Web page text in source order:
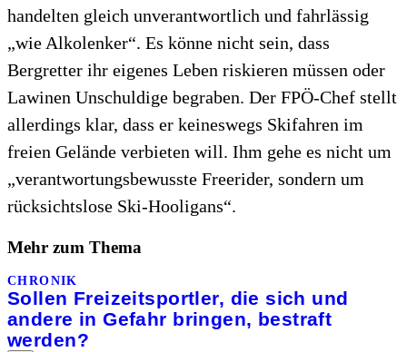
handelten gleich unverantwortlich und fahrlässig
„wie Alkolenker“. Es könne nicht sein, dass
Bergretter ihr eigenes Leben riskieren müssen oder
Lawinen Unschuldige begraben. Der FPÖ-Chef stellt
allerdings klar, dass er keineswegs Skifahren im
freien Gelände verbieten will. Ihm gehe es nicht um
„verantwortungsbewusste Freerider, sondern um
rücksichtslose Ski-Hooligans“.
Mehr zum Thema
CHRONIK
Sollen Freizeitsportler, die sich und
andere in Gefahr bringen, bestraft
werden?